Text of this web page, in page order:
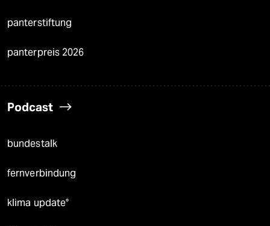
panterstiftung
panterpreis 2026
Podcast
bundestalk
fernverbindung
klima update°